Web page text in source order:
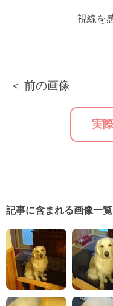
視線を
＜ 前の画像
実
記事に含まれる画像一覧